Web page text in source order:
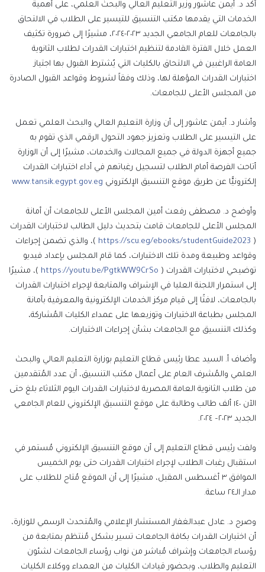
أكد د. أيمن عاشور وزير التعليم العالي والبحث العلمي، على أهمية
الخدمات التي يقدمها مكتب التنسيق للتيسير على الطلاب في الالتحاق
بالجامعات للعام الجامعي الجديد ٢٠٢٣-٢٠٢٤، مشيرًا إلى ضرورة تكثيف
العمل خلال الفترة القادمة لتنظيم اختبارات القدرات لطلاب الثانوية
العامة الراغبين في الالتحاق بالكليات التي يُشترط القبول بها اجتياز
اختبارات القدرات المؤهلة لها، وذلك وفقاً لشروط وقواعد القبول الصادرة
من المجلس الأعلى للجامعات.
وأشار د. أيمن عاشور إلى أن وزارة التعليم العالي والبحث العلمي تعمل
على التيسير على الطلاب وتعزيز جهود التحول الرقمي الذي تقوم به
جميع أجهزة الدولة في جميع المجالات والخدمات، مشيرًا إلى أن الوزارة
أتاحت الفرصة أمام الطلاب لتسجيل رغباتهم في أداء اختبارات القدرات
إلكترونيًّا عن طريق موقع التنسيق الإلكتروني www.tansik.egypt.gov.eg
وأوضح د. مصطفى رفعت أمين المجلس الأعلى للجامعات أن أمانة
المجلس الأعلى للجامعات قامت بتحديث دليل الطالب لاختبارات القدرات
(
https://scu.eg/ebooks/studentGuide2023 )، والذي تضمن إجراءات
وقواعد وطبيعة ومدة تلك الاختبارات، كما قام المجلس بإعداد فيديو
توضيحي لاختبارات القدرات ( https://youtu.be/PgtkWW9CrSo )، مشيرًا
إلى استمرار اللجنة العليا في الإشراف والمتابعة لإجراء اختبارات القدرات
بالجامعات، لافتًا إلى قيام مركز الخدمات الإلكترونية والمعرفية بأمانة
المجلس بطباعة الاختبارات وتوزيعها على عمداء الكليات المُشاركة،
وكذلك التنسيق مع الجامعات بشأن إجراءات الاختبارات.
وأضاف أ. السيد عطا رئيس قطاع التعليم بوزارة التعليم العالي والبحث
العلمي والمُشرف العام على أعمال مكتب التنسيق، أن عدد المُتقدمين
من طلاب الثانوية العامة المصرية لاختبارات القدرات اليوم الثلاثاء بلغ حتى
الآن ١٤٠ ألف طالب وطالبة على موقع التنسيق الإلكتروني للعام الجامعي
الجديد ٢٠٢٣– ٢٠٢٤.
ولفت رئيس قطاع التعليم إلى أن موقع التنسيق الإلكتروني مُستمر في
استقبال رغبات الطلاب لإجراء اختبارات القدرات حتى يوم الخميس
الموافق ٣ أغسطس المقبل، مشيرًا إلى أن الموقع مُتاح للطلاب على
مدار الـ٢٤ ساعة.
وصرح د. عادل عبدالغفار المستشار الإعلامي والمُتحدث الرسمي للوزارة،
أن اختبارات القدرات بكافة الجامعات تسير بشكل مُنتظم بمتابعة من
رؤساء الجامعات وإشراف مُباشر من نواب رؤساء الجامعات لشئون
التعليم والطلاب، وبحضور قيادات الكليات من العمداء ووكلاء الكليات